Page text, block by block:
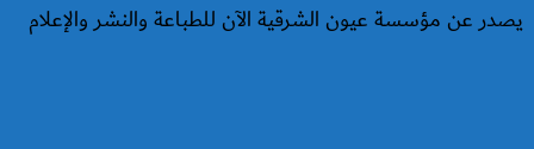
يصدر عن مؤسسة عيون الشرقية الآن للطباعة والنشر والإعلام